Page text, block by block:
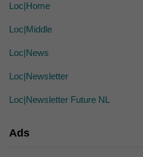
Loc|Home
Loc|Middle
Loc|News
Loc|Newsletter
Loc|Newsletter Future NL
Ads